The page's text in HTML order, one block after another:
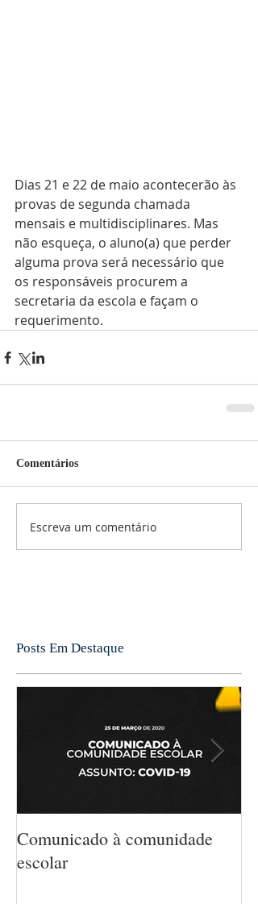
Dias 21 e 22 de maio acontecerão às
provas de segunda chamada
mensais e multidisciplinares. Mas
não esqueça, o aluno(a) que perder
alguma prova será necessário que
os responsáveis procurem a
secretaria da escola e façam o
requerimento.
Comentários
Escreva um comentário
Posts Em Destaque
Comunicado à comunidade
escolar